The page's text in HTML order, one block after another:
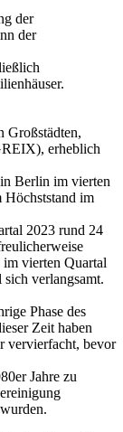
der
der
Großstädten,
erheblich
Berlin im vierten
Höchststand im
2023 rund 24
im vierten Quartal
verlangsamt.
Phase des
Zeit haben
vervierfacht, bevor
Jahre zu